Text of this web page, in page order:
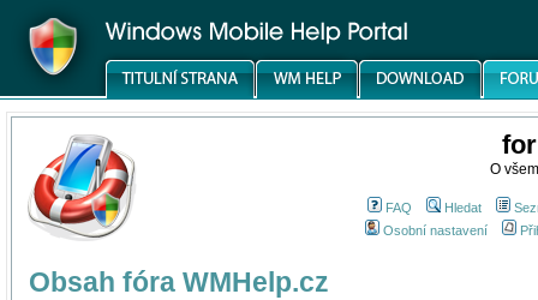
O
FAQ Hledat
Osobní nastavení
Obsah fóra WMHelp.cz